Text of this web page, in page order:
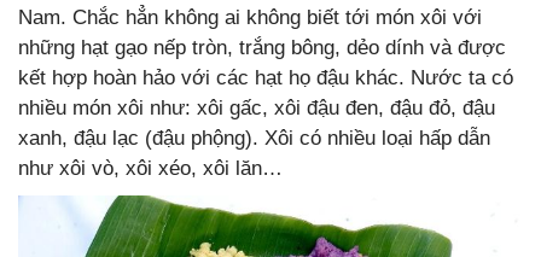
Nam. Chắc hẳn không ai không biết tới món xôi với
những hạt gạo nếp tròn, trắng bông, dẻo dính và được
kết hợp hoàn hảo với các hạt họ đậu khác. Nước ta có
nhiều món xôi như: xôi gấc, xôi đậu đen, đậu đỏ, đậu
xanh, đậu lạc (đậu phộng). Xôi có nhiều loại hấp dẫn
như xôi vò, xôi xéo, xôi lăn…